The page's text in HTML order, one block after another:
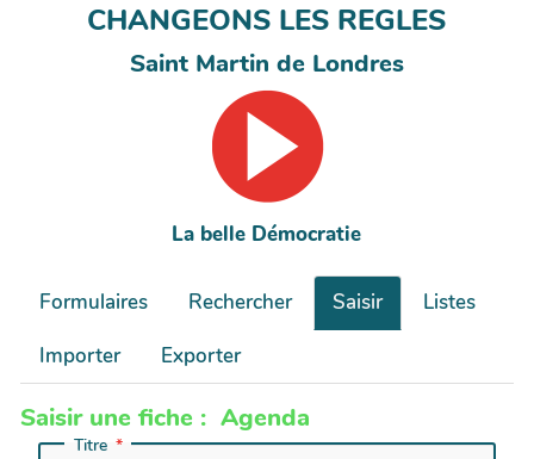
CHANGEONS LES REGLES
Saint Martin de Londres
La belle Démocratie
Formulaires Rechercher Saisir
Listes
Importer
Exporter
Saisir une fiche : Agenda
Titre